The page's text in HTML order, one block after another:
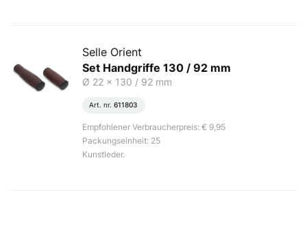
Selle Orient
Set Handgriffe 130 / 92 mm
Ø 22 x 130 / 92 mm
Art. nr. 611803
Empfohlener Verbraucherpreis: € 9,95
Packungseinheit: 25
Kunstleder.